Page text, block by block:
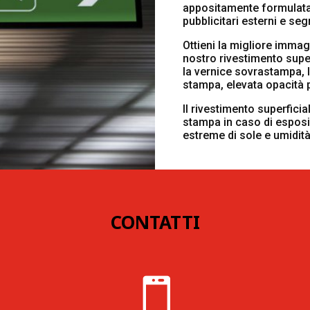
appositamente
pubblicitari esterni e
Ottieni la migliore
nostro rivestimento
la vernice
stampa, elevata opacità
Il rivestimento
stampa in caso di
estreme di sole e
CONTATTI
